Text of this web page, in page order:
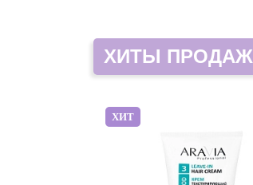
ХИТЫ ПРОДАЖ
ХИТ